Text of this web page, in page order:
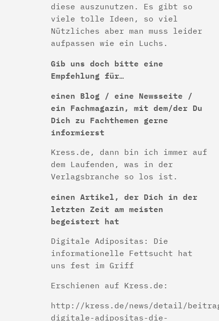
diese auszunutzen. Es gibt so
viele tolle Ideen, so viel
Nützliches aber man muss leider
aufpassen wie ein Luchs.
Gib uns doch bitte eine
Empfehlung für…
einen Blog / eine Newsseite /
ein Fachmagazin, mit dem/der Du
Dich zu Fachthemen gerne
informierst
Kress.de, dann bin ich immer auf
dem Laufenden, was in der
Verlagsbranche so los ist.
einen Artikel, der Dich in der
letzten Zeit am meisten
begeistert hat
Digitale Adipositas: Die
informationelle Fettsucht hat
uns fest im Griff
Erschienen auf Kress.de:
http://kress.de/news/detail/
digitale-adipositas-die-